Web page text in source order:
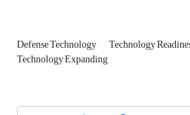
Defense Technology Technology
Technology Expanding